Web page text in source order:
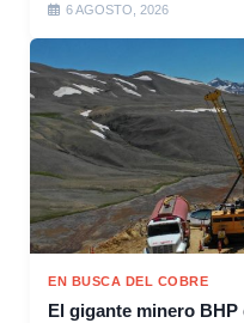
6 AGOSTO, 2026
EN BUSCA DEL COBRE
El gigante minero BHP